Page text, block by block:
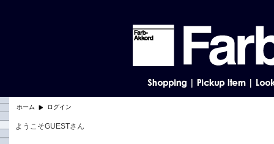
ホーム ログイン
ようこそGUESTさん